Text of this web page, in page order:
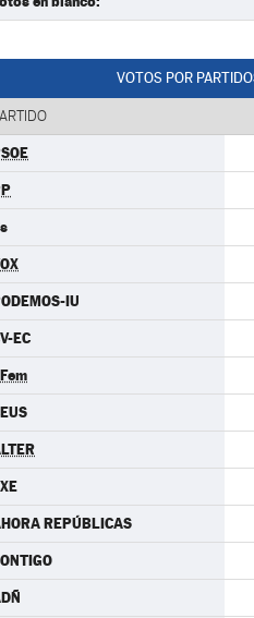
VOTOS POR
IU
EC
REPÚBLICAS